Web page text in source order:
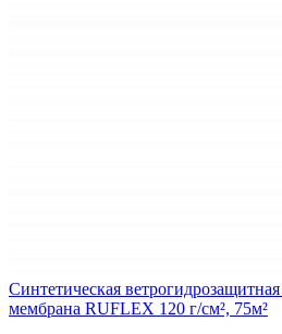
Синтетическая
мембрана RUFLEX 120 г/см², 75м²